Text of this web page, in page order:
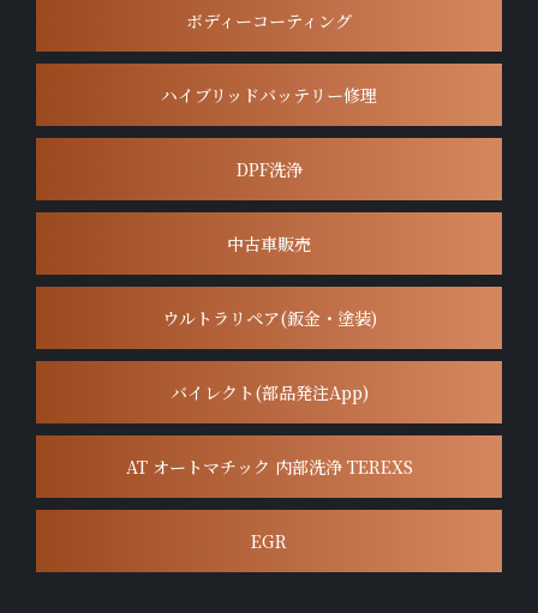
ボディーコーティング
ハイブリッドバッテリー修理
DPF洗浄
中古車販売
ウルトラリペア(鈑金・塗装)
バイレクト(部品発注App)
AT オートマチック 内部洗浄 TEREXS
EGR